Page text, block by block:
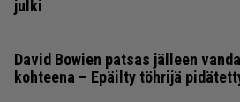
julki
David Bowien patsas jälleen
kohteena – Epäilty töhrijä